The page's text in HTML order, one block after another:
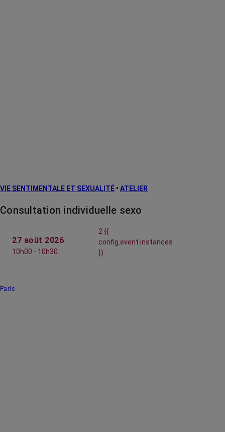
VIE SENTIMENTALE ET SEXUALITÉ • ATELIER
Consultation individuelle sexo
27 août 2026
10h00 - 10h30
2 {{
config.event.instances
}}
Paris